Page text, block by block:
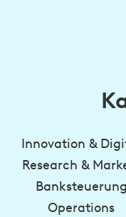
Innovation &
Research &
Banksteuerung
Operations